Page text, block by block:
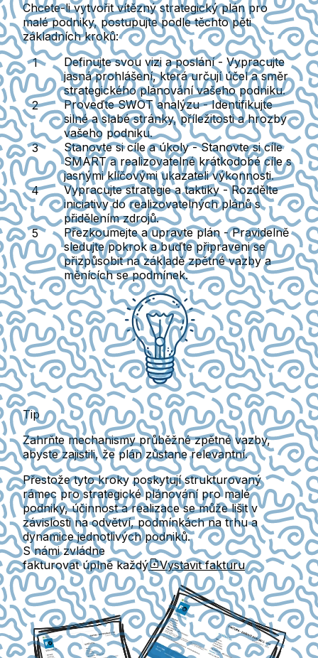
Chcete-li vytvořit vítězný strategický plán pro
malé podniky, postupujte podle těchto pěti
základních kroků:
Definujte svou vizi a poslání- Vypracujte
jasná prohlášení, která určují účel a směr
strategického plánování vašeho podniku.
Proveďte SWOT analýzu- Identifikujte
silné a slabé stránky, příležitosti a hrozby
vašeho podniku.
Stanovte si cíle a úkoly- Stanovte si cíle
SMART a realizovatelné krátkodobé cíle s
jasnými klíčovými ukazateli výkonnosti.
Vypracujte strategie a taktiky- Rozdělte
iniciativy do realizovatelných plánů s
přidělením zdrojů.
Přezkoumejte a upravte plán- Pravidelně
sledujte pokrok a buďte připraveni se
přizpůsobit na základě zpětné vazby a
měnících se podmínek.
Tip
Zahrňte mechanismy průběžné zpětné vazby,
abyste zajistili, že plán zůstane relevantní.
Přestože tyto kroky poskytují strukturovaný
rámec pro strategické plánování pro malé
podniky, účinnost a realizace se může lišit v
závislosti na odvětví, podmínkách na trhu a
dynamice jednotlivých podniků.
S námi zvládne
fakturovat úplně každý
Vystavit fakturu